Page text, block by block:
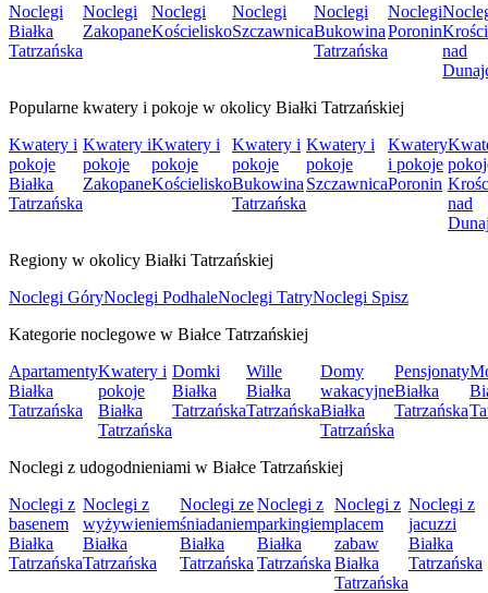
Noclegi
Białka
Tatrzańska
Noclegi
Zakopane
Noclegi
Kościelisko
Noclegi
Szczawnica
Noclegi
Bukowina
Tatrzańska
Noclegi
Poronin
nad
Popularne kwatery i pokoje w okolicy Białki Tatrzańskiej
Kwatery i
pokoje
Białka
Tatrzańska
Kwatery i
pokoje
Zakopane
Kwatery i
pokoje
Kościelisko
Kwatery i
pokoje
Bukowina
Tatrzańska
Kwatery i
pokoje
Szczawnica
Kwatery
i pokoje
Poronin
nad
Regiony w okolicy Białki Tatrzańskiej
Noclegi GóryNoclegi PodhaleNoclegi TatryNoclegi Spisz
Kategorie noclegowe w Białce Tatrzańskiej
Apartamenty
Białka
Tatrzańska
Kwatery i
pokoje
Białka
Tatrzańska
Domki
Białka
Tatrzańska
Wille
Białka
Tatrzańska
Domy
wakacyjne
Białka
Tatrzańska
Pensjonaty
Białka
Tatrzańska
Noclegi z udogodnieniami w Białce Tatrzańskiej
Noclegi z
basenem
Białka
Tatrzańska
Noclegi z
wyżywieniem
Białka
Tatrzańska
Noclegi ze
śniadaniem
Białka
Tatrzańska
Noclegi z
parkingiem
Białka
Tatrzańska
Noclegi z
placem
zabaw
Białka
Tatrzańska
Noclegi z
jacuzzi
Białka
Tatrzańska